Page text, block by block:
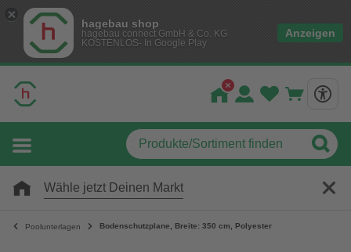
hagebau shop
hagebau connect GmbH & Co. KG
KOSTENLOS- In Google Play
Anzeigen
Wähle jetzt Deinen Markt
Poolunterlagen Bodenschutzplane, Breite: 350 cm, Polyester